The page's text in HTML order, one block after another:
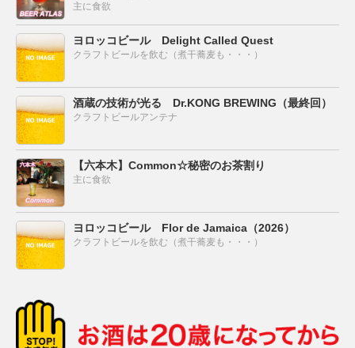
主に食欲
ヨロッコビール Delight Called Quest
クラフトビールを飲む（煮干蕎麦も・・・）
酒蔵の技術が光る Dr.KONG BREWING（最終回）
クラフトビールアンテナ
【六本木】Common☆秘密のお茶割り
主に食欲
ヨロッコビール Flor de Jamaica（2026）
クラフトビールを飲む（煮干蕎麦も・・・）